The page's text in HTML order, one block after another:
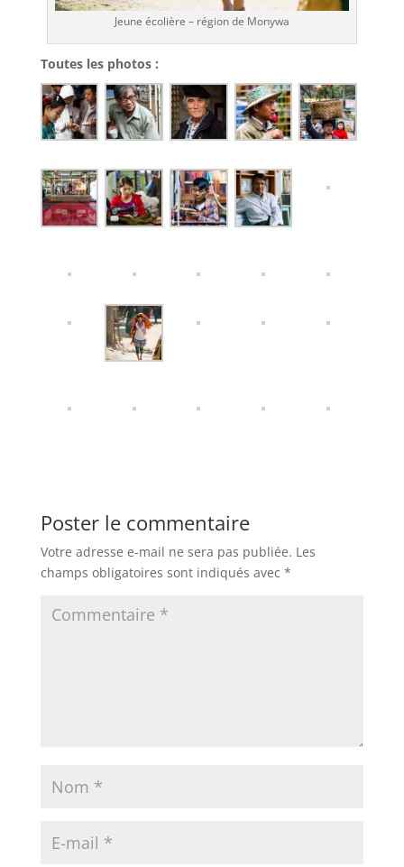
Jeune écolière – région de Monywa
Toutes les photos :
Poster le commentaire
Votre adresse e-mail ne sera pas publiée. Les
champs obligatoires sont indiqués avec *